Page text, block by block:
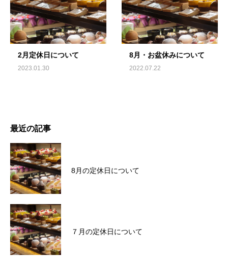
2月定休日について
2023.01.30
8月・お盆休みについて
2022.07.22
最近の記事
8月の定休日について
７月の定休日について